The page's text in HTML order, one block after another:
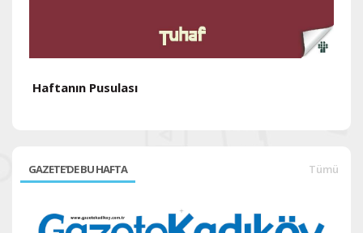
Haftanın Pusulası
GAZETE'DE BU HAFTA Tümü